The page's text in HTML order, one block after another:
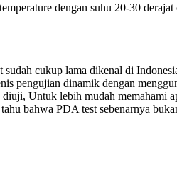
dengan suhu 20-30 derajat
cukup lama dikenal di
pengujian dinamik dengan
Untuk lebih mudah memahami
bahwa PDA test sebenarnya